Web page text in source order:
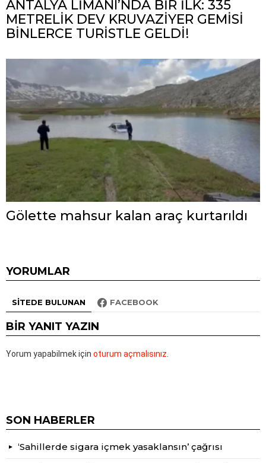
ANTALYA LİMANI’NDA BİR İLK: 335
METRELİK DEV KRUVAZİYER GEMİSİ
BİNLERCE TURİSTLE GELDİ!
Gölette mahsur kalan araç kurtarıldı
YORUMLAR
SITEDE BULUNAN FACEBOOK
BIR YANIT YAZIN
Yorum yapabilmek için oturum açmalısınız
SON HABERLER
‘Sahillerde sigara içmek yasaklansın’ çağrısı